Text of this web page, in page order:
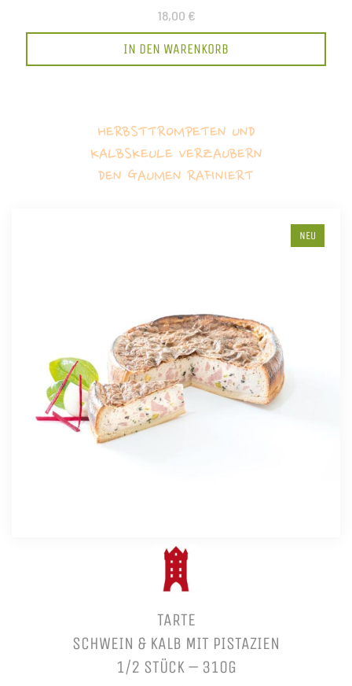
18,00 €
IN DEN WARENKORB
HERBSTTROMPETEN UND
KALBSKEULE VERZAUBERN
DEN GAUMEN RAFINIERT
NEU
TARTE
SCHWEIN & KALB MIT PISTAZIEN
1/2 STÜCK – 310G